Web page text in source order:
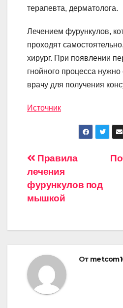
терапевта, дерматолога.
Лечением фурункулов,
проходят
хирург. При появлении
гнойного процесса
врачу для получения
Источник
Навигация
по
записям
Правила
лечения
фурункулов под
мышкой
От